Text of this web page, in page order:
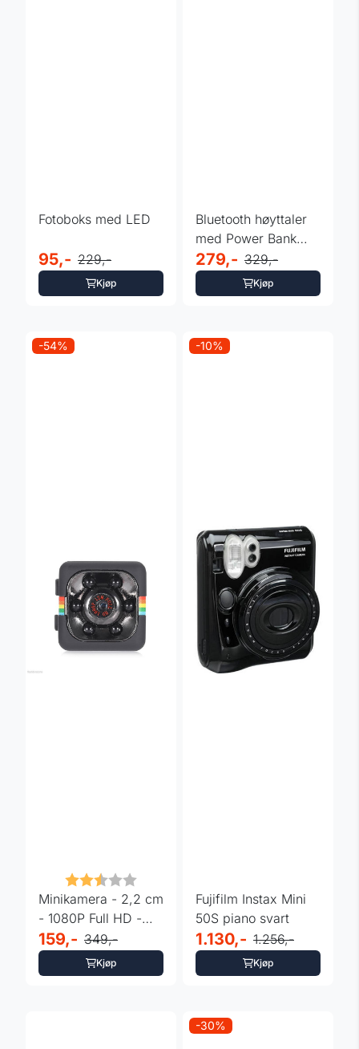
Fotoboks med LED
95,- 229,-
Kjøp
Bluetooth høyttaler
med Power Bank
inSPORTline Torchy
279,- 329,-
Kjøp
-54%
Karakter:
Minikamera - 2,2 cm
- 1080P Full HD -
Micro SD lagring
159,- 349,-
Kjøp
-10%
Fujifilm Instax Mini
50S piano svart
1.130,- 1.256,-
Kjøp
-30%